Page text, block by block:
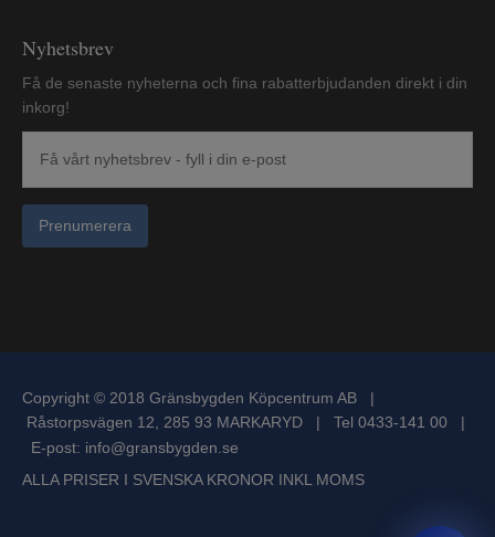
Nyhetsbrev
Få de senaste nyheterna och fina rabatterbjudanden direkt i din
inkorg!
Prenumerera
Copyright © 2018 Gränsbygden Köpcentrum AB |
Råstorpsvägen 12, 285 93 MARKARYD | Tel 0433-141 00 |
E-post: info@gransbygden.se
ALLA PRISER I SVENSKA KRONOR INKL MOMS